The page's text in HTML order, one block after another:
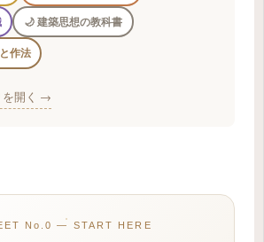
🌙 建築思想の教科書
作法
を開く →
No.0 — START HERE